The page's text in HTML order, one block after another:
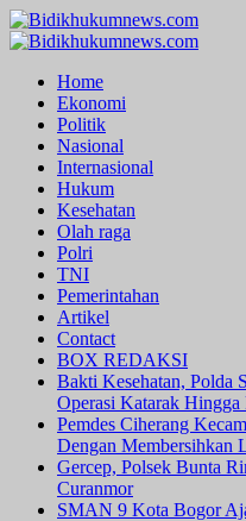
Skip
to
Primary
Home
Ekonomi
Politik
Nasional
Internasional
Hukum
Kesehatan
Olah raga
Polri
TNI
Pemerintahan
Artikel
Contact
BOX REDAKSI
Bakti Kesehatan, Polda
Operasi Katarak Hingga
Pemdes Ciherang
Dengan Membersihkan
Gercep, Polsek Bunta
Curanmor
SMAN 9 Kota Bogor